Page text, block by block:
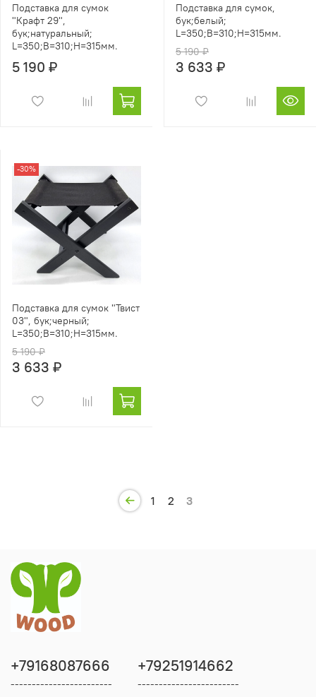
Подставка для сумок
"Крафт 29",
бук;натуральный;
L=350;B=310;Н=315мм.
5 190 ₽
Подставка для сумок,
бук;белый;
L=350;B=310;Н=315мм.
5 190 ₽
3 633 ₽
-30%
Подставка для сумок "Твист
03", бук;черный;
L=350;B=310;Н=315мм.
5 190 ₽
3 633 ₽
1 2 3
+79168087666
------------------------
+79251914662
------------------------